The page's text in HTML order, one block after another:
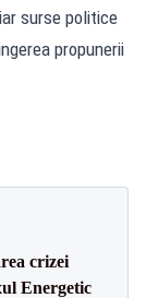
surse politice
propunerii
crizei
Energetic